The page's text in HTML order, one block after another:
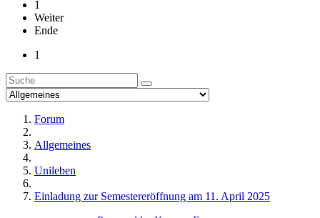
1
Weiter
Ende
1
Forum
Allgemeines
Unileben
Einladung zur Semestereröffnung am 11. April 2025